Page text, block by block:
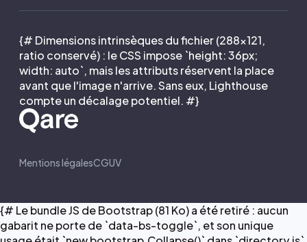
{# Dimensions intrinsèques du fichier (288×121,
ratio conservé) : le CSS impose `height: 36px;
width: auto`, mais les attributs réservent la place
avant que l'image n'arrive. Sans eux, Lighthouse
compte un décalage potentiel. #}
Mentions légalesCGUV
{# Le bundle JS de Bootstrap (81 Ko) a été retiré : aucun
gabarit ne porte de `data-bs-toggle`, et son unique